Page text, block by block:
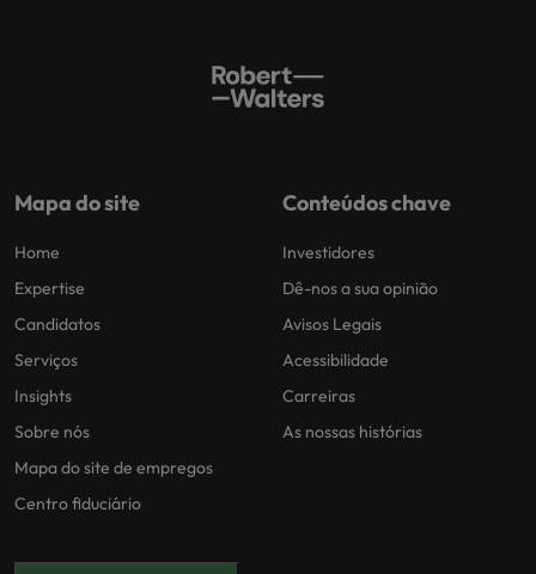
Mapa do site
Home
Expertise
Candidatos
Serviços
Insights
Sobre nós
Mapa do site de empregos
Centro fiduciário
Conteúdos chave
Investidores
Dê-nos a sua opinião
Avisos Legais
Acessibilidade
Carreiras
As nossas histórias